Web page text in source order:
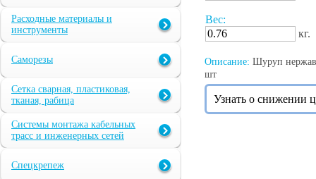
Расходные материалы и
инструменты
Саморезы
Сетка сварная, пластиковая,
тканая, рабица
Системы монтажа кабельных
трасс и инженерных сетей
Спецкрепеж
Вес:
кг.
Описание: Шуруп
шт
Узнать о снижении